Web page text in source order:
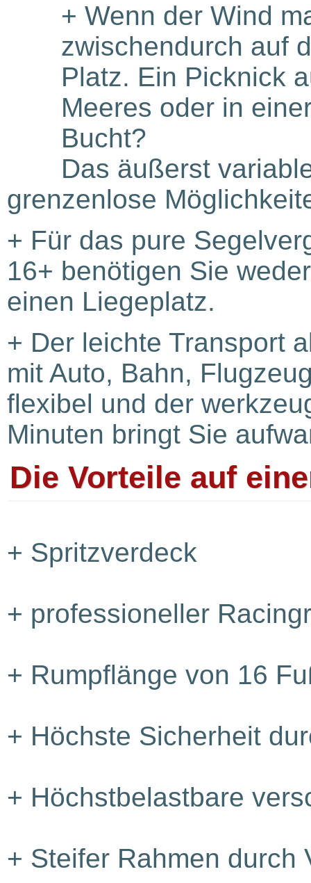
+ Wenn der Wind
zwischendurch auf
Platz. Ein Picknick
Meeres oder in
Bucht?
Das äußerst
grenzenlose
+ Für das pure
16+ benötigen Sie
einen Liegeplatz.
+ Der leichte Transport
mit Auto, Bahn,
flexibel und der
Minuten bringt Sie
Die Vorteile auf
+ Spritzverdeck
+ professioneller
+ Rumpflänge von 16
+ Höchste Sicherheit
+ Höchstbelastbare
+ Steifer Rahmen durch